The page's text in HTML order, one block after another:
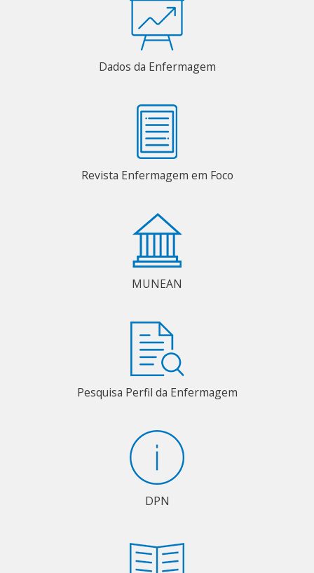
Dados da Enfermagem
Revista Enfermagem em Foco
MUNEAN
Pesquisa Perfil da Enfermagem
DPN